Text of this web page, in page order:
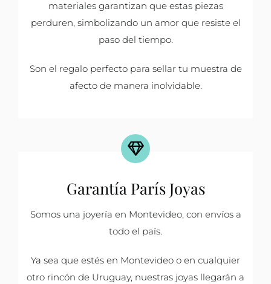
materiales garantizan que estas piezas
perduren, simbolizando un amor que resiste el
paso del tiempo.
Son el regalo perfecto para sellar tu muestra de
afecto de manera inolvidable.
Garantía París Joyas
Somos una joyería en Montevideo, con envíos a
todo el país.
Ya sea que estés en Montevideo o en cualquier
otro rincón de Uruguay, nuestras joyas llegarán a